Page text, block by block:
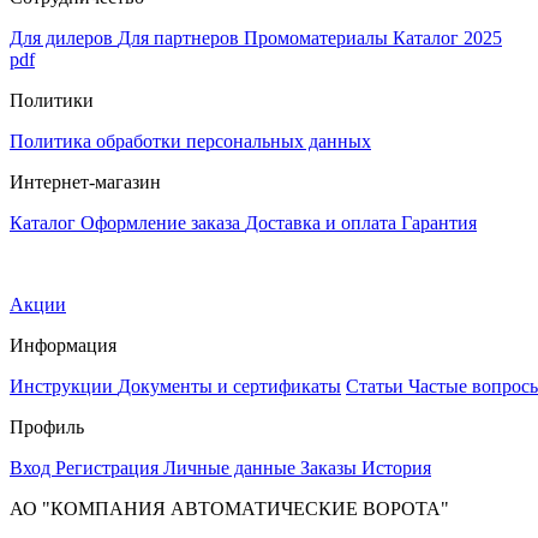
Для дилеров Для партнеров Промоматериалы Каталог 2025
pdf
Политики
Политика обработки персональных данных
Интернет-магазин
Каталог Оформление заказа Доставка и оплата Гарантия
Акции
Информация
Инструкции Документы и сертификаты Статьи Частые
Профиль
Вход Регистрация Личные данные Заказы История
АО "КОМПАНИЯ АВТОМАТИЧЕСКИЕ ВОРОТА"